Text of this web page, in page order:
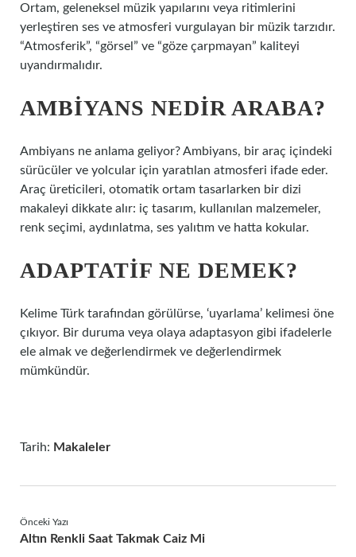
Ortam, geleneksel müzik yapılarını veya ritimlerini
yerleştiren ses ve atmosferi vurgulayan bir müzik tarzıdır.
“Atmosferik”, “görsel” ve “göze çarpmayan” kaliteyi
uyandırmalıdır.
AMBIYANS NEDIR ARABA?
Ambiyans ne anlama geliyor? Ambiyans, bir araç içindeki
sürücüler ve yolcular için yaratılan atmosferi ifade eder.
Araç üreticileri, otomatik ortam tasarlarken bir dizi
makaleyi dikkate alır: iç tasarım, kullanılan malzemeler,
renk seçimi, aydınlatma, ses yalıtım ve hatta kokular.
ADAPTATIF NE DEMEK?
Kelime Türk tarafından görülürse, ‘uyarlama’ kelimesi öne
çıkıyor. Bir duruma veya olaya adaptasyon gibi ifadelerle
ele almak ve değerlendirmek ve değerlendirmek
mümkündür.
Tarih: Makaleler
Önceki Yazı
Altın Renkli Saat Takmak Caiz Mi